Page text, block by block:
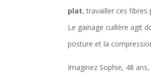
plat, travailler ces
Le gainage cuillère agit
posture et la
Imaginez Sophie, 48